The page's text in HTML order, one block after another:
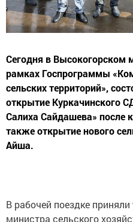
Сегодня в Высокогорском
рамках Госпрограммы
сельских территорий»,
открытие Куркачинского
Салиха Сайдашева» после
также открытие нового
Айша.
В рабочей поездке приняли
министра сельского